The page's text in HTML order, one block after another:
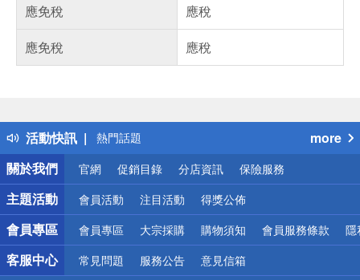
應免稅
應稅
應免稅
應稅
活動快訊
得獎公告
熱門話題
銀行優惠
偏遠地區配送
詐騙網頁！請小心！
more
關於我們
官網 促銷目錄 分店資訊 保險服務
主題活動 會員活動 注目活動 得獎公佈
會員專區 會員專區 大宗採購 購物須知 會員服務條款 隱
客服中心 常見問題 服務公告 意見信箱